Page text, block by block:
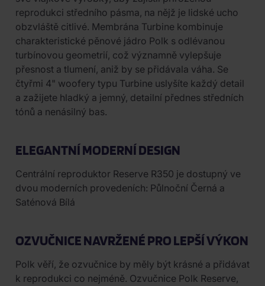
reprodukci středního pásma, na nějž je lidské ucho
obzvláště citlivé. Membrána Turbine kombinuje
charakteristické pěnové jádro Polk s odlévanou
turbínovou geometrií, což významně vylepšuje
přesnost a tlumení, aniž by se přidávala váha. Se
čtyřmi 4" woofery typu Turbine uslyšíte každý detail
a zažijete hladký a jemný, detailní přednes středních
tónů a nenásilný bas.
ELEGANTNÍ MODERNÍ DESIGN
Centrální reproduktor Reserve R350 je dostupný ve
dvou moderních provedeních: Půlnoční Černá a
Saténová Bílá
OZVUČNICE NAVRŽENÉ PRO LEPŠÍ VÝKON
Polk věří, že ozvučnice by měly být krásné a přidávat
k reprodukci co nejméně. Ozvučnice Polk Reserve,